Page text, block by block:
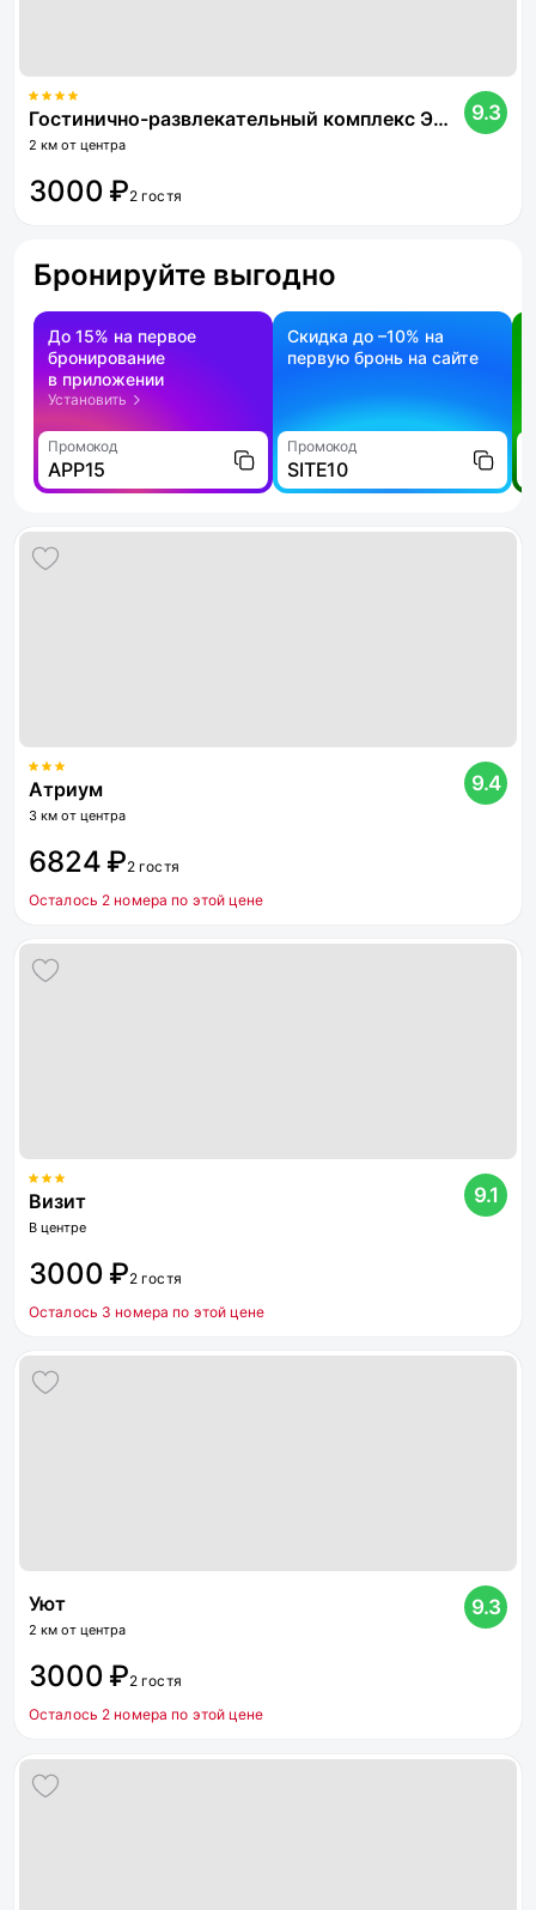
Гостинично-развлекательный комплекс Эльотель
2 км от центра
9.3
3000 ₽2 гостя
Бронируйте выгодно
До 15% на первое
бронирование
в приложении
Установить
Промокод
APP15
Скидка до –10% на
первую бронь на сайте
Промокод
SITE10
Атриум
3 км от центра
9.4
6824 ₽2 гостя
Осталось 2 номера по этой цене
Визит
В центре
9.1
3000 ₽2 гостя
Осталось 3 номера по этой цене
Уют
2 км от центра
9.3
3000 ₽2 гостя
Осталось 2 номера по этой цене